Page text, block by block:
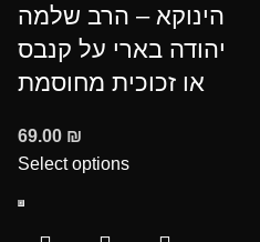
הינוקא – הרב שלמה
יהודה בארי על קנבס
או זכוכית מחוסמת
69.00 ₪
Select options